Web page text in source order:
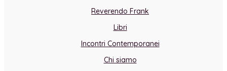
Reverendo Frank
Libri
Incontri Contemporanei
Chi siamo